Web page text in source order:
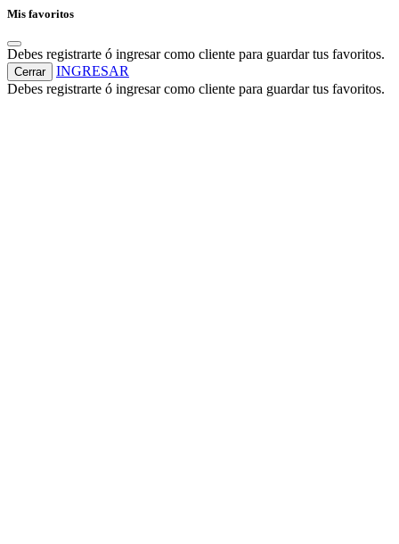
Mis favoritos
Debes registrarte ó ingresar como cliente para guardar tus favoritos.
Cerrar
INGRESAR
Debes registrarte ó ingresar como cliente para guardar tus favoritos.